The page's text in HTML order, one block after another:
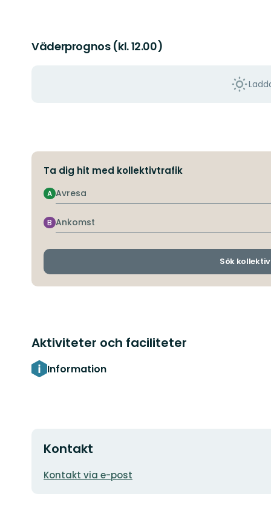
Väderprognos (kl. 12.00)
Ta dig hit med kollektivtrafik
Avresa
A
Ankomst
B
Sök
Aktiviteter och faciliteter
Information
Kontakt
E-
Kontakt via e-post